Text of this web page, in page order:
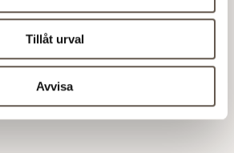
Tillåt urval
Avvisa
Läs även